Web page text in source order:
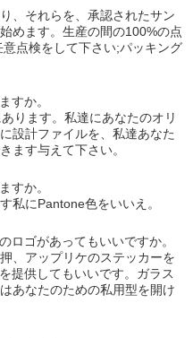
、それらを、承認されたサン
めます。生産の間の100%の点
点検をして下さい;パッキング
すか。
ります。私達にあなたのオリ
設計ファイルを、私達あなた
ます与えて下さい。
すか。
私にPantone色をいいえ。
ロゴがあってもいいですか。
、アップリケのステッカーを
提供してもいいです。ガラス
あなたのための私用型を開け